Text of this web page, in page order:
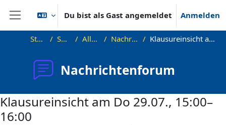
Zum Hauptinhalt
Website-Übersicht
Du bist als Gast angemeldet Anmelden
Startseite SS21_AGT Allgemeines Nachrichtenforum Klausureinsicht am Do 29.07., 15:00–16:00
Nachrichtenforum
Klausureinsicht am Do 29.07., 15:00–
16:00